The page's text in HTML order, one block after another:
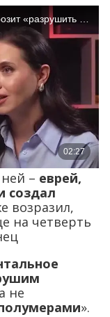
– еврей,
создал
возразил,
на четверть
не
».